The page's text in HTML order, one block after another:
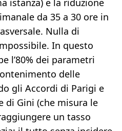
istanza) e la riduzione
da 35 a 30 ore in
Nulla di
In questo
l’80% dei parametri
delle
gli Accordi di Parigi e
di Gini (che misura le
un tasso